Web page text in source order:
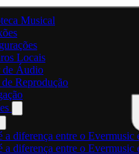
Musical
Locais
de Áudio
Reprodução
a diferença entre o Evermusic
a diferença entre o